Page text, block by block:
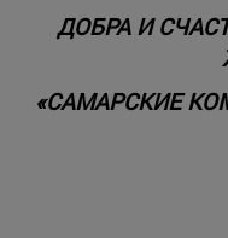
ДОБРА И
«САМАРСКИЕ